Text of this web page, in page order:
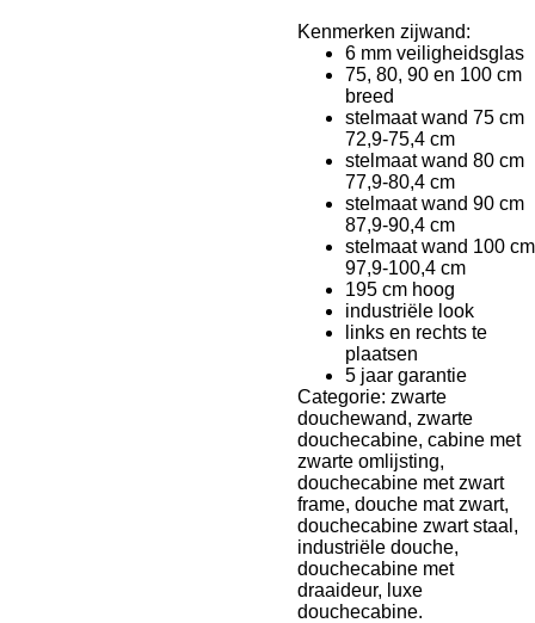
Kenmerken zijwand:
6 mm veiligheidsglas
75, 80, 90 en 100 cm
breed
stelmaat wand 75 cm
72,9-75,4 cm
stelmaat wand 80 cm
77,9-80,4 cm
stelmaat wand 90 cm
87,9-90,4 cm
stelmaat wand 100 cm
97,9-100,4 cm
195 cm hoog
industriële look
links en rechts te
plaatsen
5 jaar garantie
Categorie: zwarte
douchewand, zwarte
douchecabine, cabine met
zwarte omlijsting,
douchecabine met zwart
frame, douche mat zwart,
douchecabine zwart staal,
industriële douche,
douchecabine met
draaideur, luxe
douchecabine.